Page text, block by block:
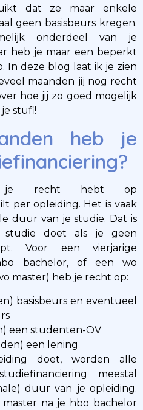
dat ze maar enkele
geen basisbeurs kregen.
onderdeel van je
heb je maar een beperkt
In deze blog laat ik je zien
maanden jij nog recht
hoe jij zo goed mogelijk
stufi!
heb je
je recht hebt op
per opleiding. Het is vaak
duur van je studie. Dat is
doet als je geen
Voor een vierjarige
bachelor, of een wo
master) heb je recht op:
basisbeurs en eventueel
een studenten-OV
een lening
doet, worden alle
meestal
duur van je opleiding.
na je hbo bachelor